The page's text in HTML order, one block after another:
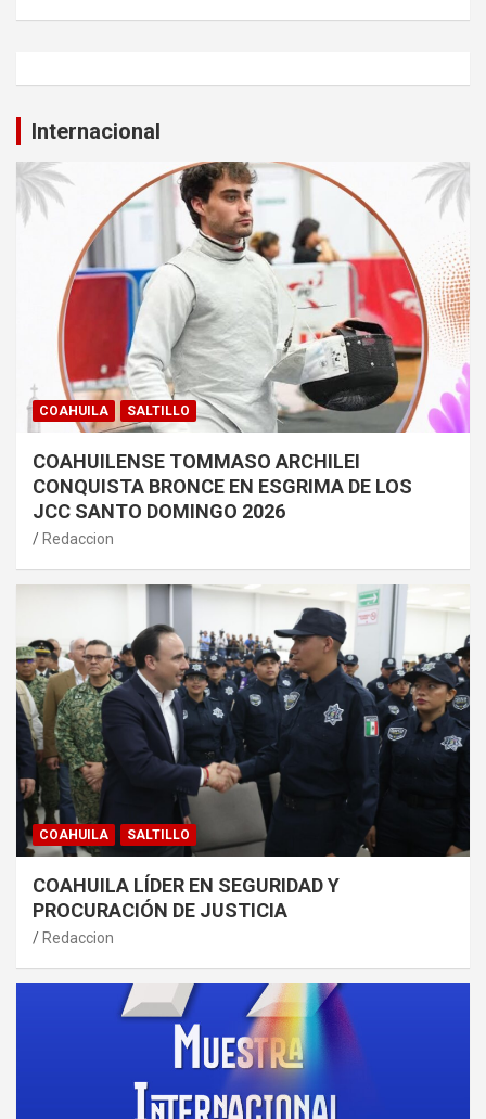
Internacional
COAHUILA SALTILLO
COAHUILENSE TOMMASO ARCHILEI
CONQUISTA BRONCE EN ESGRIMA DE LOS
JCC SANTO DOMINGO 2026
Redaccion
COAHUILA SALTILLO
COAHUILA LÍDER EN SEGURIDAD Y
PROCURACIÓN DE JUSTICIA
Redaccion